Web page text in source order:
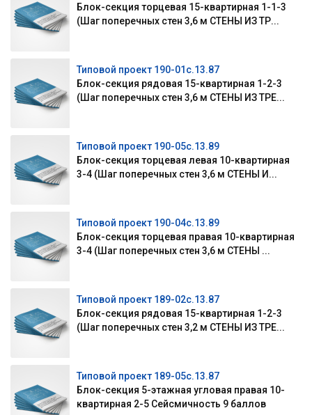
Блок-секция торцевая 15-квартирная 1-1-3
(Шаг поперечных стен 3,6 м СТЕНЫ ИЗ ТР...
Типовой проект 190-01с.13.87
Блок-секция рядовая 15-квартирная 1-2-3
(Шаг поперечных стен 3,6 м СТЕНЫ ИЗ ТРЕ...
Типовой проект 190-05с.13.89
Блок-секция торцевая левая 10-квартирная
3-4 (Шаг поперечных стен 3,6 м СТЕНЫ И...
Типовой проект 190-04с.13.89
Блок-секция торцевая правая 10-квартирная
3-4 (Шаг поперечных стен 3,6 м СТЕНЫ ...
Типовой проект 189-02с.13.87
Блок-секция рядовая 15-квартирная 1-2-3
(Шаг поперечных стен 3,2 м СТЕНЫ ИЗ ТРЕ...
Типовой проект 189-05с.13.87
Блок-секция 5-этажная угловая правая 10-
квартирная 2-5 Сейсмичность 9 баллов